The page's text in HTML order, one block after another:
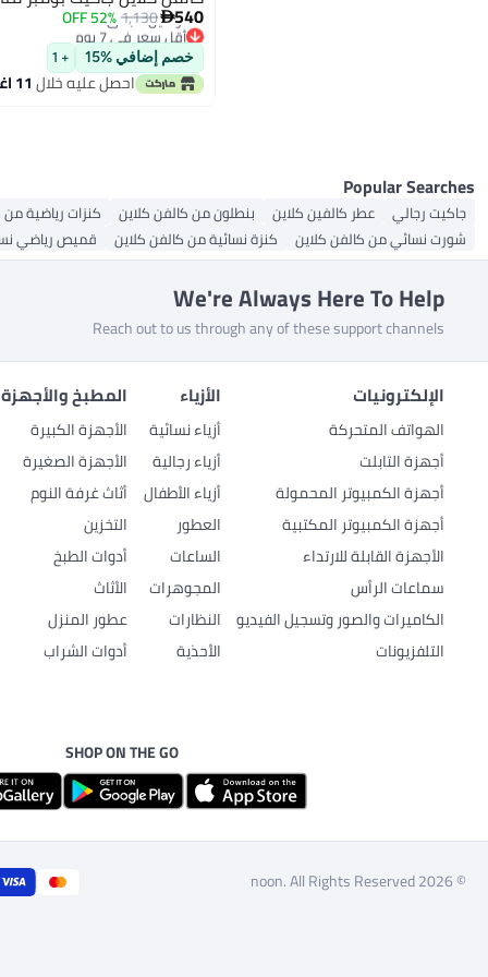
540
1,130
52% OFF
أقل سعر في 7 يوم
توصيل مجاني
أقل سعر في 7 يوم
خصم إضافي %15 + 1
احصل عليه خلال11 اغسطس
Popular Searches
جاكيت رجالي عطر كالفين كلاين بنطلون من كالفن كلاين كنزات رياضية
شورت نسائي من كالفن كلاين
كنزة نسائية من كالفن كلاين قميص رياضي
We're Always Here To Help
Reach out to us through any of these support channels
الإلكترونيات
الهواتف المتحركة
أجهزة التابلت
أجهزة الكمبيوتر المحمولة
أجهزة الكمبيوتر المكتبية
الأجهزة القابلة للارتداء
سماعات الرأس
الكاميرات والصور وتسجيل الفيديو
التلفزيونات
الأزياء
أزياء نسائية
أزياء رجالية
أزياء الأطفال
العطور
الساعات
المجوهرات
النظارات
الأحذية
المطبخ
الأجهزة الكبيرة
الأجهزة الصغيرة
أثاث غرفة النوم
التخزين
أدوات الطبخ
الأثاث
عطور المنزل
أدوات الشراب
SHOP ON THE GO
© 2026 noon. All Rights Reserved